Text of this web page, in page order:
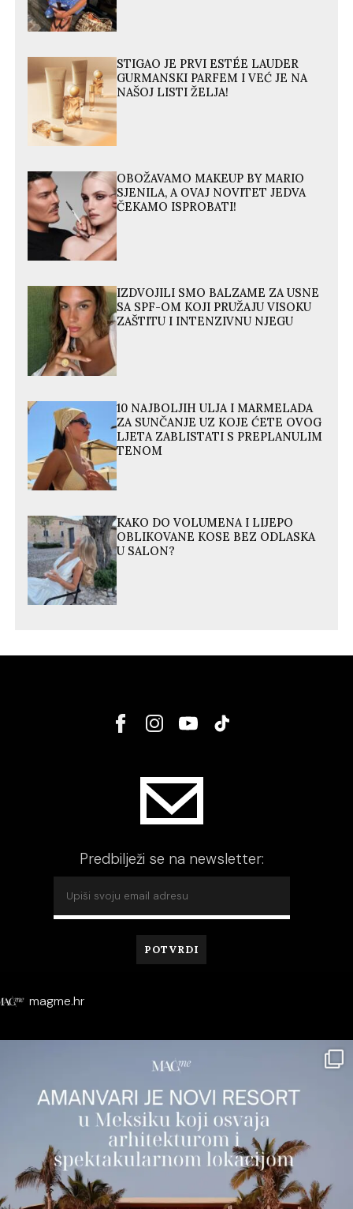
STIGAO JE PRVI ESTÉE LAUDER
GURMANSKI PARFEM I VEĆ JE NA
NAŠOJ LISTI ŽELJA!
OBOŽAVAMO MAKEUP BY MARIO
SJENILA, A OVAJ NOVITET JEDVA
ČEKAMO ISPROBATI!
IZDVOJILI SMO BALZAME ZA USNE
SA SPF-OM KOJI PRUŽAJU VISOKU
ZAŠTITU I INTENZIVNU NJEGU
10 NAJBOLJIH ULJA I MARMELADA
ZA SUNČANJE UZ KOJE ĆETE OVOG
LJETA ZABLISTATI S PREPLANULIM
TENOM
KAKO DO VOLUMENA I LIJEPO
OBLIKOVANE KOSE BEZ ODLASKA
U SALON?
Predbilježi se na newsletter:
magme.hr